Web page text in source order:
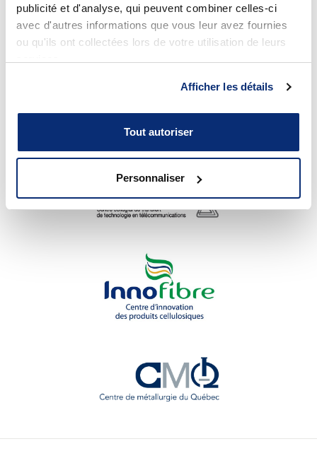
publicité et d'analyse, qui peuvent combiner celles-ci
avec d'autres informations que vous leur avez fournies
ou qu'ils ont collectées lors de votre utilisation de leurs
Afficher les détails
Tout autoriser
Personnaliser
Nos centres de transfert de
technologie